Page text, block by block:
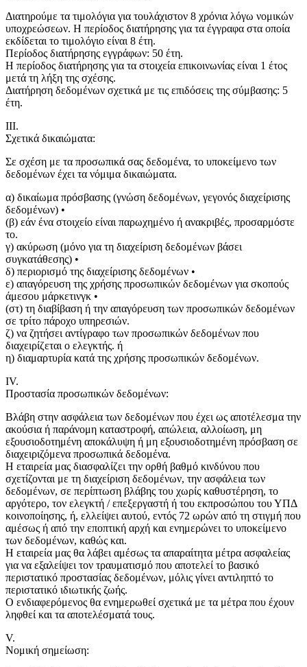
Διατηρούμε τα τιμολόγια για τουλάχιστον 8 χρόνια λόγω νομικών
υποχρεώσεων. Η περίοδος διατήρησης για τα έγγραφα στα οποία
εκδίδεται το τιμολόγιο είναι 8 έτη.
Περίοδος διατήρησης εγγράφων: 50 έτη.
Η περίοδος διατήρησης για τα στοιχεία επικοινωνίας είναι 1 έτος
μετά τη λήξη της σχέσης.
Διατήρηση δεδομένων σχετικά με τις επιδόσεις της σύμβασης: 5
έτη.
III.
Σχετικά δικαιώματα:
Σε σχέση με τα προσωπικά σας δεδομένα, το υποκείμενο των
δεδομένων έχει τα νόμιμα δικαιώματα.
α) δικαίωμα πρόσβασης (γνώση δεδομένων, γεγονός διαχείρισης
δεδομένων) •
(β) εάν ένα στοιχείο είναι παρωχημένο ή ανακριβές, προσαρμόστε
το.
γ) ακύρωση (μόνο για τη διαχείριση δεδομένων βάσει
συγκατάθεσης) •
δ) περιορισμό της διαχείρισης δεδομένων •
ε) απαγόρευση της χρήσης προσωπικών δεδομένων για σκοπούς
άμεσου μάρκετινγκ •
(στ) τη διαβίβαση ή την απαγόρευση των προσωπικών δεδομένων
σε τρίτο πάροχο υπηρεσιών.
ζ) να ζητήσει αντίγραφο των προσωπικών δεδομένων που
διαχειρίζεται ο ελεγκτής. ή
η) διαμαρτυρία κατά της χρήσης προσωπικών δεδομένων.
IV.
Προστασία προσωπικών δεδομένων:
Βλάβη στην ασφάλεια των δεδομένων που έχει ως αποτέλεσμα την
ακούσια ή παράνομη καταστροφή, απώλεια, αλλοίωση, μη
εξουσιοδοτημένη αποκάλυψη ή μη εξουσιοδοτημένη πρόσβαση σε
διαχειριζόμενα προσωπικά δεδομένα.
Η εταιρεία μας διασφαλίζει την ορθή βαθμό κινδύνου που
σχετίζονται με τη διαχείριση δεδομένων, την ασφάλεια των
δεδομένων, σε περίπτωση βλάβης του χωρίς καθυστέρηση, το
αργότερο, τον ελεγκτή / επεξεργαστή ή του εκπροσώπου του ΥΠΔ
κοινοποίησης, ή, ελλείψει αυτού, εντός 72 ωρών από τη στιγμή που
αμέσως ή από την εποπτική αρχή και ενημερώνει το υποκείμενο
των δεδομένων, καθώς και.
Η εταιρεία μας θα λάβει αμέσως τα απαραίτητα μέτρα ασφαλείας
για να εξαλείψει τον τραυματισμό που αποτελεί το βασικό
περιστατικό προστασίας δεδομένων, μόλις γίνει αντιληπτό το
περιστατικό ιδιωτικής ζωής.
Ο ενδιαφερόμενος θα ενημερωθεί σχετικά με τα μέτρα που έχουν
ληφθεί και τα αποτελέσματά τους.
V.
Νομική σημείωση: